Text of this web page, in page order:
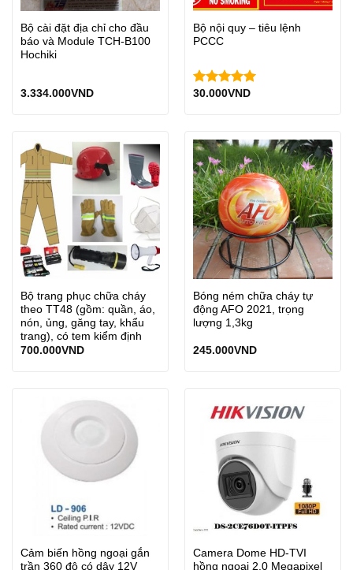
Bộ cài đặt địa chỉ cho đầu
báo và Module TCH-B100
Hochiki
3.334.000VND
Bộ nội quy – tiêu lệnh
PCCC
Được xếp
30.000VND
Bộ trang phục chữa cháy
theo TT48 (gồm: quần, áo,
nón, ủng, găng tay, khẩu
trang), có tem kiểm định
700.000VND
Bóng ném chữa cháy tự
động AFO 2021, trọng
lượng 1,3kg
245.000VND
Cảm biến hồng ngoại gắn
trần 360 độ có dây 12V
Camera Dome HD-TVI
hồng ngoại 2.0 Megapixel